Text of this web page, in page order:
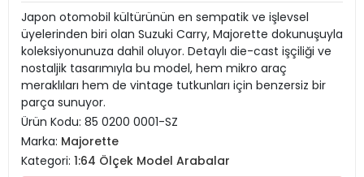
Japon otomobil kültürünün en sempatik ve işlevsel
üyelerinden biri olan Suzuki Carry, Majorette dokunuşuyla
koleksiyonunuza dahil oluyor. Detaylı die-cast işçiliği ve
nostaljik tasarımıyla bu model, hem mikro araç
meraklıları hem de vintage tutkunları için benzersiz bir
parça sunuyor.
Ürün Kodu: 85 0200 0001-SZ
Marka: Majorette
Kategori: 1:64 Ölçek Model Arabalar